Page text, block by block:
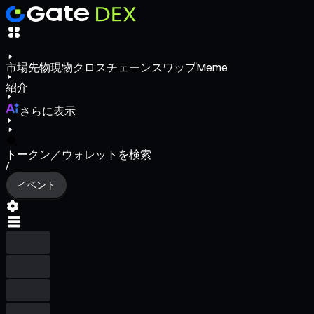
市場先物現物クロスチェーンスワップMeme
紹介
さらに表示
トークン／ウォレットを検索
/
イベント